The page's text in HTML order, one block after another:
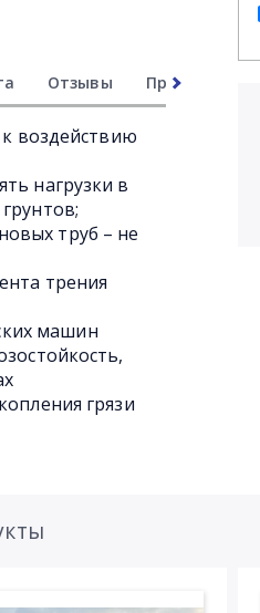
Отзывы Прочее
воздействию
нагрузки в
труб – не
трения
машин
грязи